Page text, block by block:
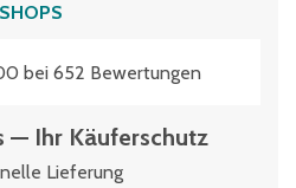
SHOPS
bei 652 Bewertungen
— Ihr Käuferschutz
Lieferung